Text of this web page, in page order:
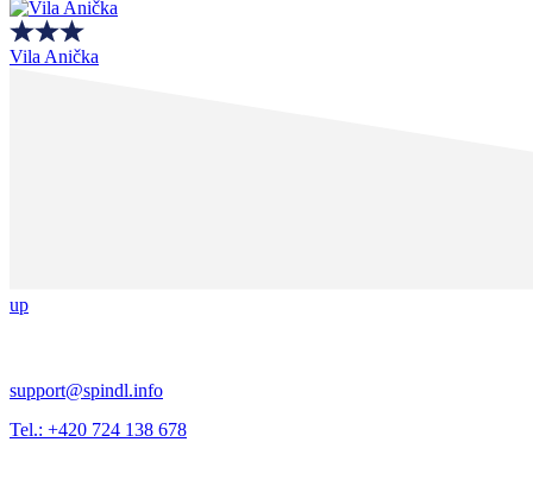
Vila Anička
up
support@spindl.info
Tel.: +420 724 138 678